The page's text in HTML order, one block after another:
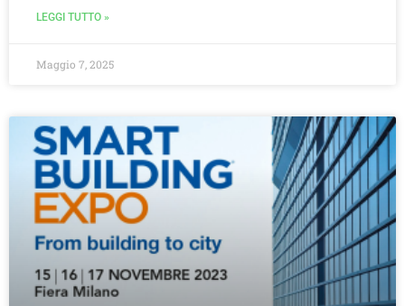
LEGGI TUTTO »
Maggio 7, 2025